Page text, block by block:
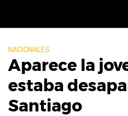
NACIONALES
Aparece la
estaba
Santiago